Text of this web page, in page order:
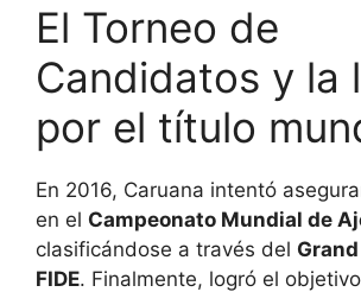
El Torneo de
Candidatos y la
por el título
En 2016, Caruana intentó
en el Campeonato Mundial de
clasificándose a través del
FIDE. Finalmente, logró el